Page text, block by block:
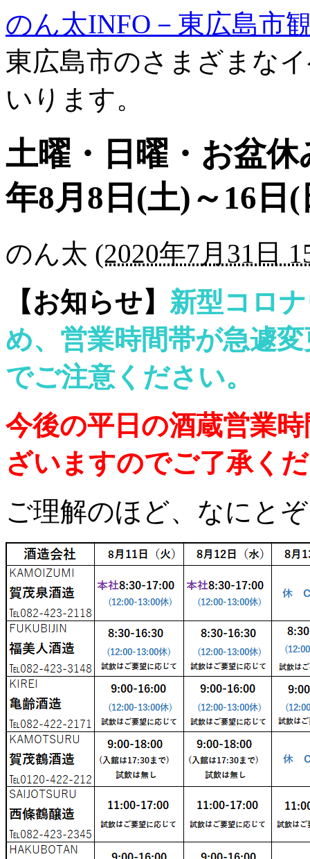
のん太INFO－東広島市
東広島市のさまざまな
いります。
土曜・日曜・お盆
年8月8日(土)～16日(
のん太 (2020年7月31日
【お知らせ】 新型コロ
め、営業時間帯が急遽
でご注意ください。
今後の平日の酒蔵営業
ざいますのでご了承く
ご理解のほど、なにと